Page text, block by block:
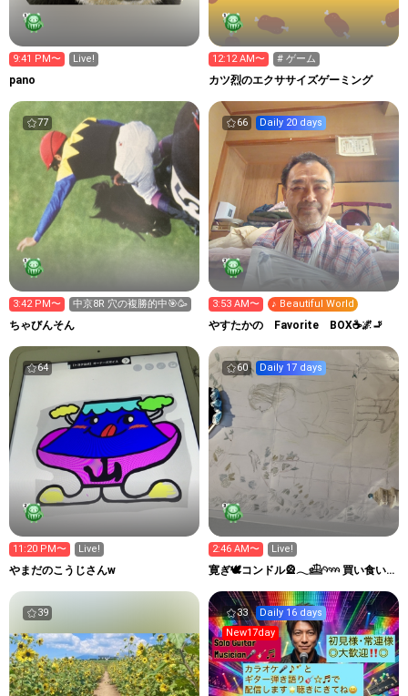
9:41 PM〜 Live!
pano
12:12 AM〜 # ゲーム
カツ烈のエクササイズゲーミング
77
3:42 PM〜 中京8R 穴の複勝的中🎯🥳
ちゃびんそん
66 Daily 20 days
3:53 AM〜 ♪ Beautiful World
やすたかの Favorite BOX☕🌌🚬
64
11:20 PM〜 Live!
やまだのこうじさんw
60 Daily 17 days
2:46 AM〜 Live!
寛ぎ🕊️コンドル🎡𓂃𓊝𓄹𓄺 買い食い
39 33
Daily 16 days
New17day